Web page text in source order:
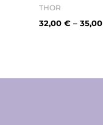
THOR
32,00 € – 35,00